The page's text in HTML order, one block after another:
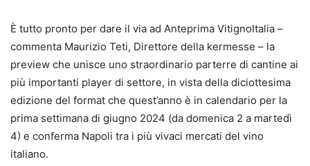
È tutto pronto per dare il via ad Anteprima VitignoItalia –
commenta Maurizio Teti, Direttore della kermesse – la
preview che unisce uno straordinario parterre di cantine ai
più importanti player di settore, in vista della diciottesima
edizione del format che quest’anno è in calendario per la
prima settimana di giugno 2024 (da domenica 2 a martedì
4) e conferma Napoli tra i più vivaci mercati del vino
italiano.